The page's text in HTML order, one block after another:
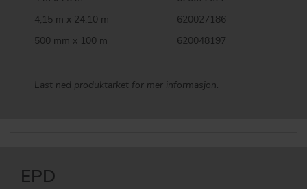
4,15 m x 24,10 m
620027186
500 mm x 100 m
620048197
Last ned produktarket for mer informasjon.
EPD